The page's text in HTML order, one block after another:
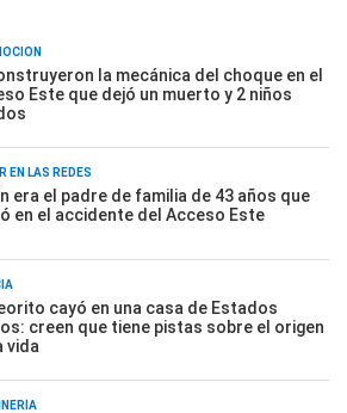
la mecánica del choque en el
Este que dejó un muerto y 2 niños
EN LAS REDES
era el padre de familia de 43 años que
en el accidente del Acceso Este
cayó en una casa de Estados
creen que tiene pistas sobre el origen
vida